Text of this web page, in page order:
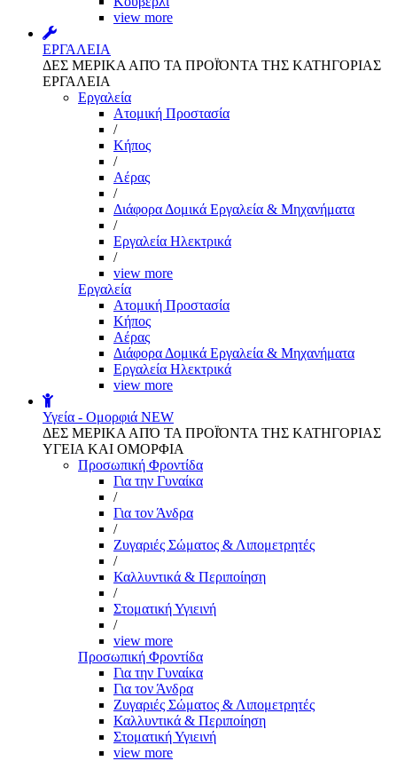
view more
ΕΡΓΑΛΕΙΑ
ΔΕΣ ΜΕΡΙΚΑ ΑΠΌ ΤΑ ΠΡΟΪΌΝΤΑ ΤΗΣ ΚΑΤΗΓΟΡΙΑΣ
ΕΡΓΑΛΕΙΑ
Εργαλεία
Aτομική Προστασία
/
Kήπος
/
Αέρας
/
Διάφορα Δομικά Εργαλεία & Μηχανήματα
/
Εργαλεία Ηλεκτρικά
/
view more
Εργαλεία
Aτομική Προστασία
Kήπος
Αέρας
Διάφορα Δομικά Εργαλεία & Μηχανήματα
Εργαλεία Ηλεκτρικά
view more
Υγεία - Ομορφιά NEW
ΔΕΣ ΜΕΡΙΚΑ ΑΠΌ ΤΑ ΠΡΟΪΌΝΤΑ ΤΗΣ ΚΑΤΗΓΟΡΙΑΣ
ΥΓΕΙΑ ΚΑΙ ΟΜΟΡΦΙΑ
Προσωπική Φροντίδα
Για την Γυναίκα
/
Για τον Άνδρα
/
Ζυγαριές Σώματος & Λιπομετρητές
/
Καλλυντικά & Περιποίηση
/
Στοματική Υγιεινή
/
view more
Προσωπική Φροντίδα
Για την Γυναίκα
Για τον Άνδρα
Ζυγαριές Σώματος & Λιπομετρητές
Καλλυντικά & Περιποίηση
Στοματική Υγιεινή
view more